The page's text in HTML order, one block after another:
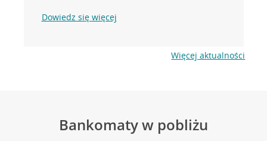
Dowiedz się więcej
Więcej aktualności
Bankomaty w pobliżu